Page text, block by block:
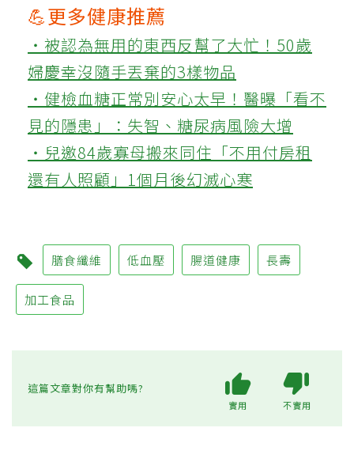
💪更多健康推薦
‧被認為無用的東西反幫了大忙！50歲
婦慶幸沒隨手丟棄的3樣物品
‧健檢血糖正常別安心太早！醫曝「看不
見的隱患」：失智、糖尿病風險大增
‧兒邀84歲寡母搬來同住「不用付房租
還有人照顧」1個月後幻滅心寒
膳食纖維 低血壓 腸道健康 長壽
加工食品
這篇文章對你有幫助嗎?
實用 不實用